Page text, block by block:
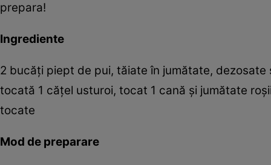
prepara!
Ingrediente
2 bucăţi piept de pui, tăiate în jumătate,
tocată 1 căţel usturoi, tocat 1 cană şi jumătate
tocate
Mod de preparare